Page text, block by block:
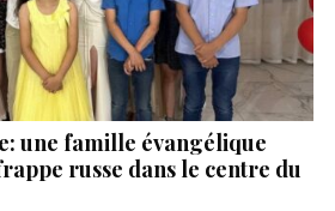
une famille évangélique
russe dans le centre du